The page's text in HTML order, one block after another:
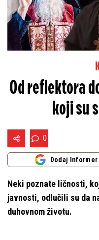
Od reflektora
koji su
0
Dodaj
Neki poznate ličnosti,
javnosti, odlučili su da
duhovnom životu.